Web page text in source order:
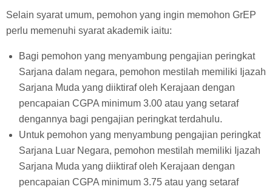
Selain syarat umum, pemohon yang ingin memohon GrEP
perlu memenuhi syarat akademik iaitu:
Bagi pemohon yang menyambung pengajian peringkat
Sarjana dalam negara, pemohon mestilah memiliki Ijazah
Sarjana Muda yang diiktiraf oleh Kerajaan dengan
pencapaian CGPA minimum 3.00 atau yang setaraf
dengannya bagi pengajian peringkat terdahulu.
Untuk pemohon yang menyambung pengajian peringkat
Sarjana Luar Negara, pemohon mestilah memiliki Ijazah
Sarjana Muda yang diiktiraf oleh Kerajaan dengan
pencapaian CGPA minimum 3.75 atau yang setaraf